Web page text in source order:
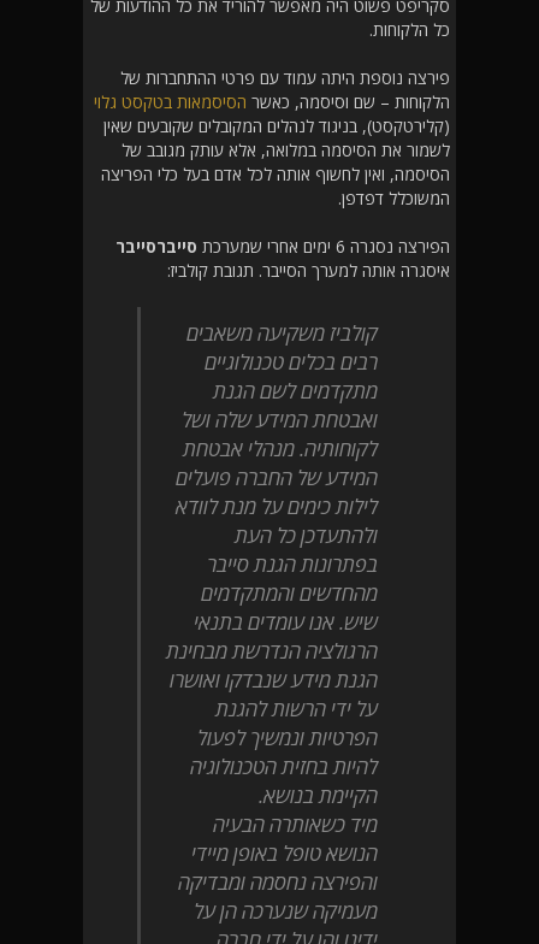
סקריפט פשוט היה מאפשר להוריד את כל ההודעות של
כל הלקוחות.
פירצה נוספת היתה עמוד עם פרטי ההתחברות של
הלקוחות – שם וסיסמה, כאשר הסיסמאות בטקסט גלוי
(קלירטקסט), בניגוד לנהלים המקובלים שקובעים שאין
לשמור את הסיסמה במלואה, אלא עותק מגובב של
הסיסמה, ואין לחשוף אותה לכל אדם בעל כלי הפריצה
המשוכלל דפדפן.
הפירצה נסגרה 6 ימים אחרי שמערכת
סייברסייבר
איסגרה אותה למערך הסייבר. תגובת קולביז:
קולביז משקיעה משאבים
רבים בכלים טכנולוגיים
מתקדמים לשם הגנת
ואבטחת המידע שלה ושל
לקוחותיה. מנהלי אבטחת
המידע של החברה פועלים
לילות כימים על מנת לוודא
ולהתעדכן כל העת
בפתרונות הגנת סייבר
מהחדשים והמתקדמים
שיש. אנו עומדים בתנאי
הרגולציה הנדרשת מבחינת
הגנת מידע שנבדקו ואושרו
על ידי הרשות להגנת
הפרטיות ונמשיך לפעול
להיות בחזית הטכנולוגיה
הקיימת בנושא.
מיד כשאותרה הבעיה
הנושא טופל באופן מיידי
והפירצה נחסמה ומבדיקה
מעמיקה שנערכה הן על